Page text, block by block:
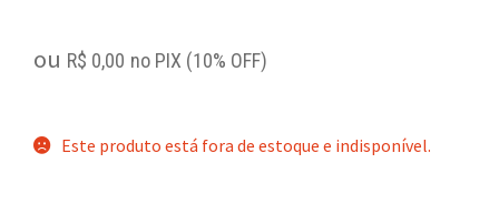
ou R$ 0,00 no PIX (10% OFF)
Este produto está fora de estoque e indisponível.